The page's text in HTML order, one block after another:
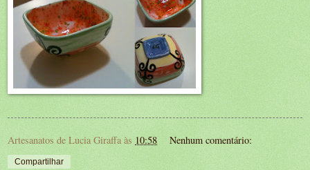
Artesanatos de Lucia Giraffa às 10:58 Nenhum comentário:
Compartilhar